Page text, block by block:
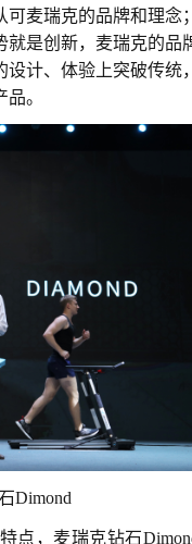
可麦瑞克的品牌和理念
就是创新，麦瑞克的品
设计、体验上突破传统
。
Dimond
点，麦瑞克钻石